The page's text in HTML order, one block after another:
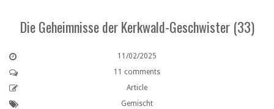
Die Geheimnisse der Kerkwald-Geschwister (33)
11/02/2025
11 comments
Article
Gemischt